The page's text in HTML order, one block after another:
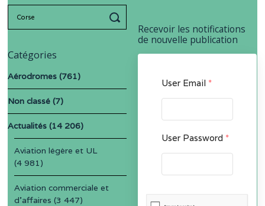
Recevoir les notifications
de nouvelle publication
User Email *
User Password *
Catégories
Aérodromes (761)
Non classé (7)
Actualités (14 206)
Aviation légère et UL
(4 981)
Aviation commerciale et
d'affaires (3 447)